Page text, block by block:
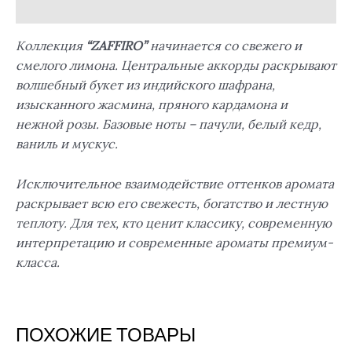
Коллекция “ZAFFIRO”начинается со свежего и
смелого лимона. Центральные аккорды раскрывают
волшебный букет из индийского шафрана,
изысканного жасмина, пряного кардамона и
нежной розы. Базовые ноты – пачули, белый кедр,
ваниль и мускус.
Исключительное взаимодействие оттенков аромата
раскрывает всю его свежесть, богатство и лестную
теплоту. Для тех, кто ценит классику, современную
интерпретацию и современные ароматы премиум-
класса.
ПОХОЖИЕ ТОВАРЫ